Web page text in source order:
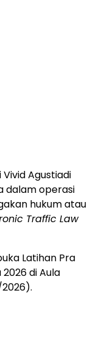
Agustiadi
dalam operasi
hukum atau
Traffic Law
Latihan Pra
di Aula